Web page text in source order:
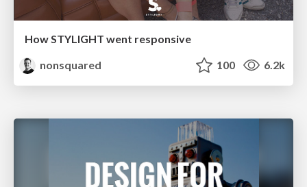
How STYLIGHT went responsive
nonsquared
100 6.2k